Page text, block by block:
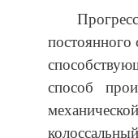
постоянного
способ